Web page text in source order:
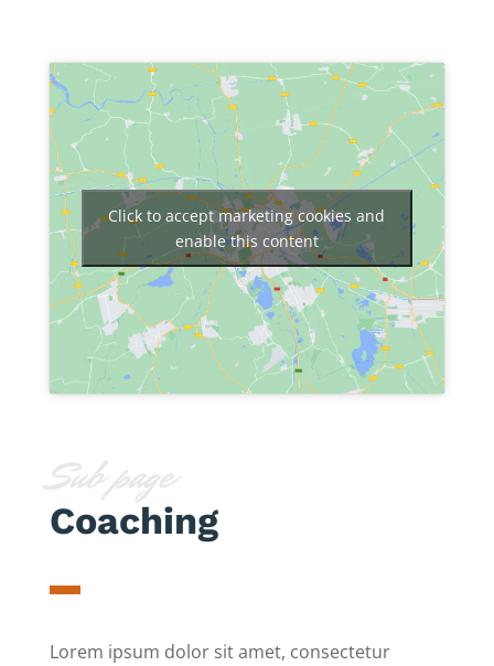
Click to accept marketing cookies and
enable this content
Coaching
Lorem ipsum dolor sit amet, consectetur